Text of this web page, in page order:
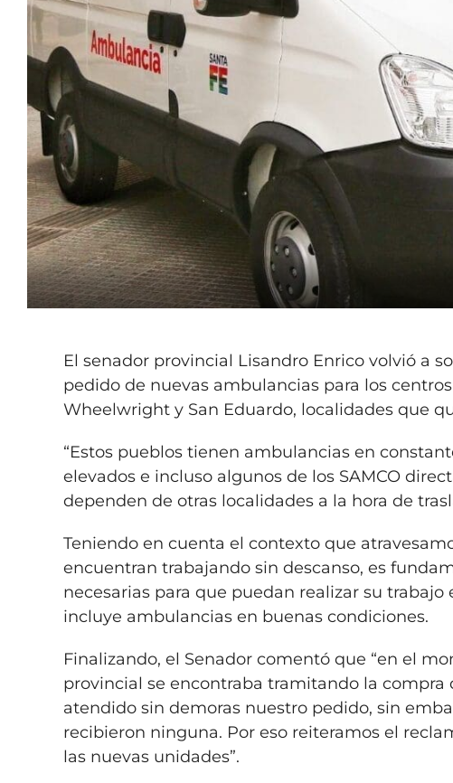
El senador provincial Lisandro Enrico volvió a
pedido de nuevas ambulancias para los
Wheelwright y San Eduardo, localidades que
“Estos pueblos tienen ambulancias en
elevados e incluso algunos de los SAMCO
dependen de otras localidades a la hora de
Teniendo en cuenta el contexto que
encuentran trabajando sin descanso, es
necesarias para que puedan realizar su
incluye ambulancias en buenas condiciones.
Finalizando, el Senador comentó que “en el
provincial se encontraba tramitando la
atendido sin demoras nuestro pedido, sin
recibieron ninguna. Por eso reiteramos el
las nuevas unidades”.